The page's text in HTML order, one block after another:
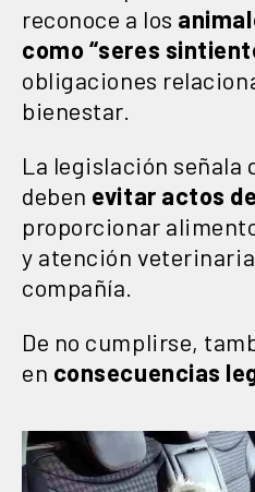
reconoce a los
como “seres
obligaciones
bienestar.
La legislación señala
deben evitar actos
proporcionar
y atención
compañía.
De no cumplirse,
en consecuencias